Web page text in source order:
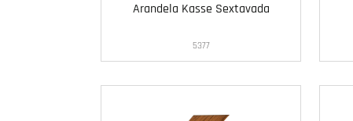
Arandela Kasse Sextavada
5377